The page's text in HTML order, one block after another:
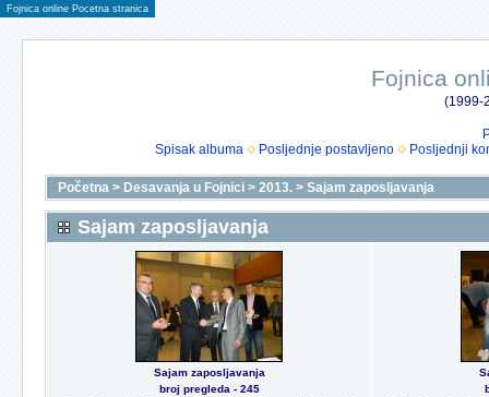
Fojnica online Pocetna stranica
Fojnica
(1999-
Spisak albuma
Posljednje postavljeno Posljednji
Početna > Desavanja u Fojnici > 2013. > Sajam zaposljavanja
Sajam zaposljavanja
Sajam zaposljavanja
broj pregleda - 245